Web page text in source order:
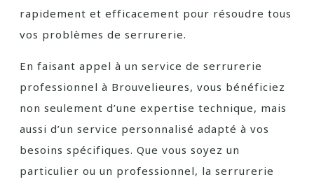
rapidement et efficacement pour résoudre tous
vos problèmes de serrurerie.
En faisant appel à un service de serrurerie
professionnel à Brouvelieures, vous bénéficiez
non seulement d’une expertise technique, mais
aussi d’un service personnalisé adapté à vos
besoins spécifiques. Que vous soyez un
particulier ou un professionnel, la serrurerie